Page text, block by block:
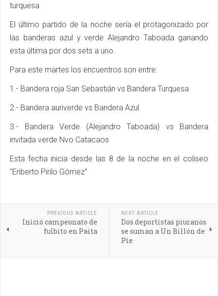
turquesa.
El último partido de la noche sería el protagonizado por
las banderas azul y verde Alejandro Taboada ganando
esta última por dos sets a uno.
Para este martes los encuentros son entre:
1.- Bandera roja San Sebastián vs Bandera Turquesa
2.- Bandera auriverde vs Bandera Azul
3.- Bandera Verde (Alejandro Taboada) vs Bandera
invitada verde Nvo Catacaos
Esta fecha inicia desde las 8 de la noche en el coliseo
"Eriberto Pirilo Gómez"
PREVIOUS ARTICLE
Inició campeonato de
fulbito en Paita
NEXT ARTICLE
Dos deportistas piuranos
se suman a Un Billón de
Pie